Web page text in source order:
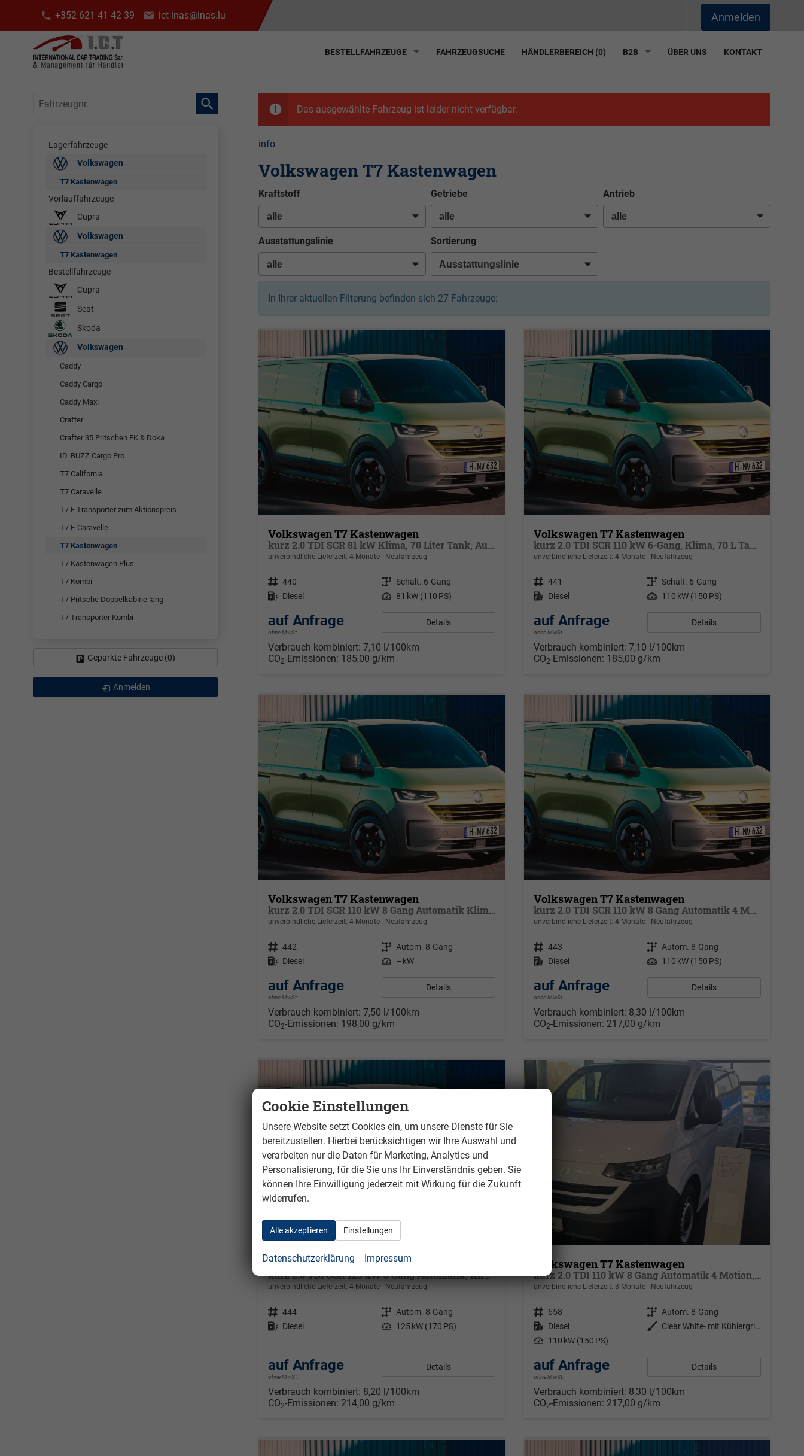
+352 621 41 42 39 ict-inas@inas.lu Anmelden
BESTELLFAHRZEUGE FAHRZEUGSUCHE HÄNDLERBEREICH (0) B2B ÜBER UNS KONTAKT
Das ausgewählte Fahrzeug ist leider nicht verfügbar.
info
Volkswagen T7 Kastenwagen
Kraftstoff Getriebe Antrieb
Ausstattungslinie Sortierung
In Ihrer aktuellen Filterung befinden sich 27 Fahrzeuge:
Volkswagen T7 Kastenwagen
kurz 2.0 TDI SCR 81 kW Klima, 70 Liter Tank, Außenspiegel klappbar, Fahrerassistenzpaket, elektrische Zusatzheizung
unverbindliche Lieferzeit: 4 Monate Neufahrzeug
Fahrzeugnr. 440 Getriebe Schalt. 6-Gang
Kraftstoff Diesel Leistung 81 kW (110 PS)
auf Anfrage
ohne MwSt.
Details
Verbrauch kombiniert: 7,10 l/100km
CO2-Emissionen: 185,00 g/km
Volkswagen T7 Kastenwagen
kurz 2.0 TDI SCR 110 kW 6-Gang, Klima, 70 L Tank, Außenspiegel elektrisch klappbar, Fahrerassistenzpaket
unverbindliche Lieferzeit: 4 Monate Neufahrzeug
Fahrzeugnr. 441 Getriebe Schalt. 6-Gang
Kraftstoff Diesel Leistung 110 kW (150 PS)
auf Anfrage
ohne MwSt.
Details
Verbrauch kombiniert: 7,10 l/100km
CO2-Emissionen: 185,00 g/km
Volkswagen T7 Kastenwagen
kurz 2.0 TDI SCR 110 kW 8 Gang Automatik Klima, 70 L Tank, Außenspiegel elektrisch klappbar, Fahrerassistenzpaket
unverbindliche Lieferzeit: 4 Monate Neufahrzeug
Fahrzeugnr. 442 Getriebe Autom. 8-Gang
Kraftstoff Diesel Leistung – kW
auf Anfrage
ohne MwSt.
Details
Verbrauch kombiniert: 7,50 l/100km
CO2-Emissionen: 198,00 g/km
Volkswagen T7 Kastenwagen
kurz 2.0 TDI SCR 110 kW 8 Gang Automatik 4 Motion, Klima, 70 L Tank, Außenspiegel elektrisch klappbar, Fahrerassistenzpaket
unverbindliche Lieferzeit: 4 Monate Neufahrzeug
Fahrzeugnr. 443 Getriebe Autom. 8-Gang
Kraftstoff Diesel Leistung 110 kW (150 PS)
auf Anfrage
ohne MwSt.
Details
Verbrauch kombiniert: 8,30 l/100km
CO2-Emissionen: 217,00 g/km
Volkswagen T7 Kastenwagen
kurz 2.0 TDI SCR 125 kW 8 Gang Automatik, Klima, 70 Liter Tank, Außenspiegel elektrisch klappbar, Fahrerassistenzpaket
unverbindliche Lieferzeit: 4 Monate Neufahrzeug
Fahrzeugnr. 444 Getriebe Autom. 8-Gang
Kraftstoff Diesel Leistung 125 kW (170 PS)
auf Anfrage
ohne MwSt.
Details
Verbrauch kombiniert: 8,20 l/100km
CO2-Emissionen: 214,00 g/km
Volkswagen T7 Kastenwagen
kurz 2.0 TDI 110 kW 8 Gang Automatik 4 Motion, Klima, 70 l Tank, Außenspiegel elektrisch klappbar, Fahrerassistenzpaket, viele Sonderausstattungen
unverbindliche Lieferzeit: 3 Monate Neufahrzeug
Fahrzeugnr. 658 Getriebe Autom. 8-Gang
Kraftstoff Diesel Außenfarbe
Clear White- mit Kühlergrill in Weiß
Leistung 110 kW (150 PS)
auf Anfrage
ohne MwSt.
Details
Verbrauch kombiniert: 8,30 l/100km
CO2-Emissionen: 217,00 g/km
Fahrzeugnr.
Lagerfahrzeuge
Volkswagen
T7 Kastenwagen
Vorlauffahrzeuge
Cupra
Volkswagen
T7 Kastenwagen
Bestellfahrzeuge
Cupra
Seat
Skoda
Volkswagen
Caddy
Caddy Cargo
Caddy Maxi
Crafter
Crafter 35 Pritschen EK & Doka
ID. BUZZ Cargo Pro
T7 California
T7 Caravelle
T7 E Transporter zum Aktionspreis
T7 E-Caravelle
T7 Kastenwagen
T7 Kastenwagen Plus
T7 Kombi
T7 Pritsche Doppelkabine lang
T7 Transporter Kombi
Geparkte Fahrzeuge (0)
Anmelden
Cookie Einstellungen
Unsere Website setzt Cookies ein, um unsere Dienste für Sie
bereitzustellen. Hierbei berücksichtigen wir Ihre Auswahl und
verarbeiten nur die Daten für Marketing, Analytics und
Personalisierung, für die Sie uns Ihr Einverständnis geben. Sie
können Ihre Einwilligung jederzeit mit Wirkung für die Zukunft
widerrufen.
Alle akzeptieren Einstellungen
Datenschutzerklärung Impressum